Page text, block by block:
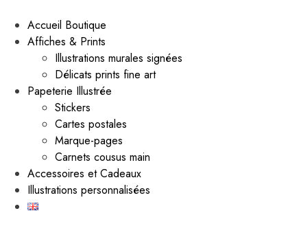
Accueil Boutique
Affiches & Prints
Illustrations murales signées
Délicats prints fine art
Papeterie Illustrée
Stickers
Cartes postales
Marque-pages
Carnets cousus main
Accessoires et Cadeaux
Illustrations personnalisées